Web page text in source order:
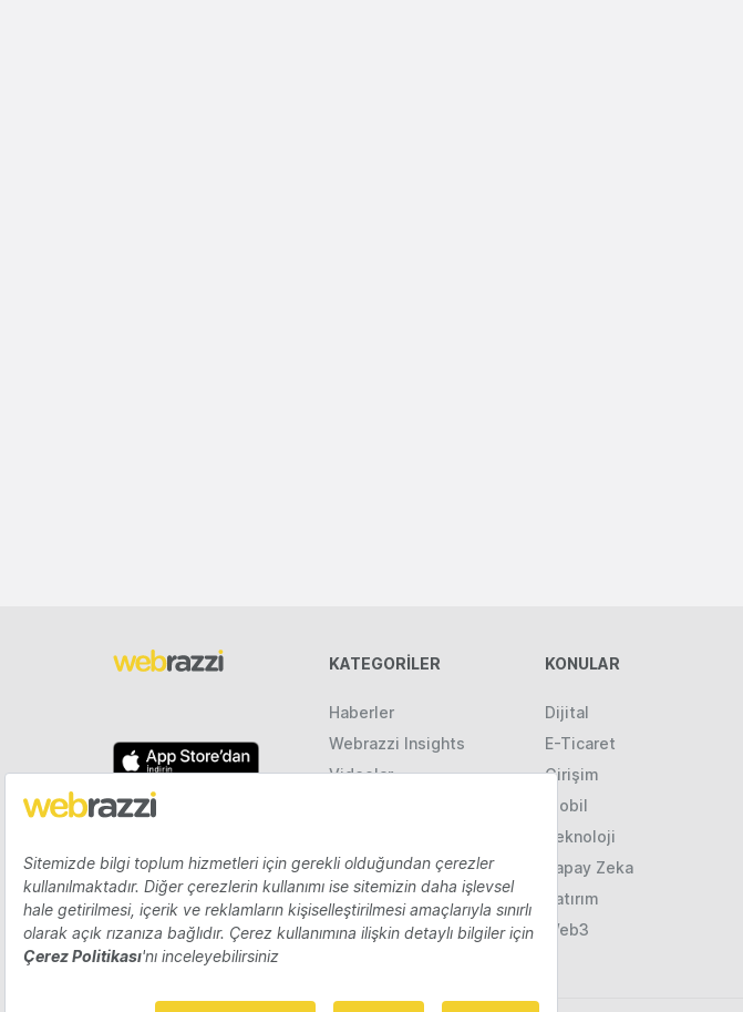
KATEGORILER
Haberler
Webrazzi Insights
Videolar
KONULAR
Dijital
E-Ticaret
Girişim
Mobil
Teknoloji
Yapay Zeka
Yatırım
Web3